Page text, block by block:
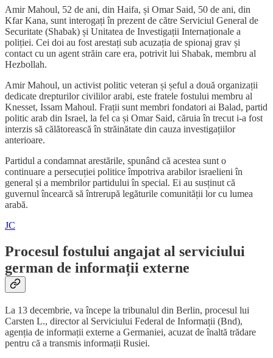
Amir Mahoul, 52 de ani, din Haifa, și Omar Said, 50 de ani, din
Kfar Kana, sunt interogați în prezent de către Serviciul General de
Securitate (Shabak) și Unitatea de Investigații Internaționale a
poliției. Cei doi au fost arestați sub acuzația de spionaj grav și
contact cu un agent străin care era, potrivit lui Shabak, membru al
Hezbollah.
Amir Mahoul, un activist politic veteran și șeful a două organizații
dedicate drepturilor civililor arabi, este fratele fostului membru al
Knesset, Issam Mahoul. Frații sunt membri fondatori ai Balad, partid
politic arab din Israel, la fel ca și Omar Said, căruia în trecut i-a fost
interzis să călătorească în străinătate din cauza investigațiilor
anterioare.
Partidul a condamnat arestările, spunând că acestea sunt o
continuare a persecuției politice împotriva arabilor israelieni în
general și a membrilor partidului în special. Ei au susținut că
guvernul încearcă să întrerupă legăturile comunității lor cu lumea
arabă.
JC
Procesul fostului angajat al serviciului
german de informații externe
La 13 decembrie, va începe la tribunalul din Berlin, procesul lui
Carsten L., director al Serviciului Federal de Informații (Bnd),
agenția de informații externe a Germaniei, acuzat de înaltă trădare
pentru că a transmis informații Rusiei.